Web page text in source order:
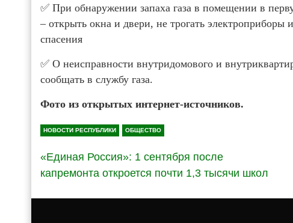
✅ При обнаружении запаха газа в помещении в
– открыть окна и двери, не трогать электроприборы
спасения
✅ О неисправности внутридомового и
сообщать в службу газа.
Фото из открытых интернет-источников.
НОВОСТИ РЕСПУБЛИКИ ОБЩЕСТВО
«Единая Россия»: 1 сентября после
капремонта откроется почти 1,3 тысячи школ